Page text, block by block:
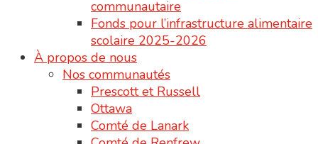
communautaire
Fonds pour l’infrastructure alimentaire
scolaire 2025-2026
À propos de nous
Nos communautés
Prescott et Russell
Ottawa
Comté de Lanark